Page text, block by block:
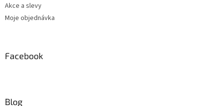
Akce a slevy
Moje objednávka
Facebook
Blog